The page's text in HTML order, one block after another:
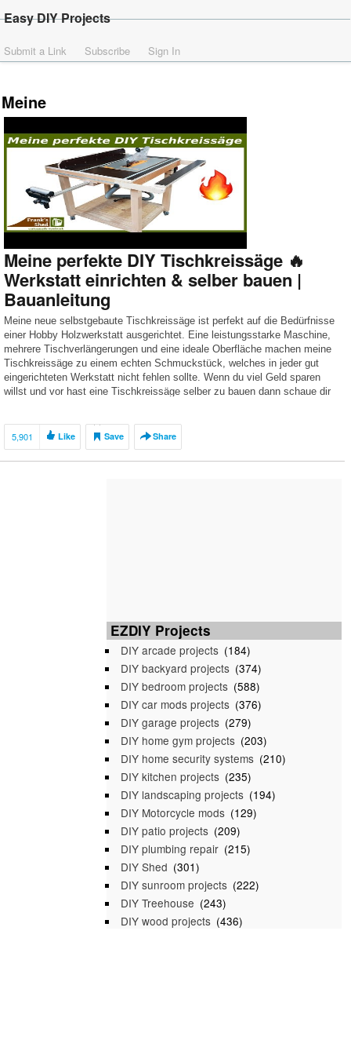
Easy DIY Projects
Submit a Link Subscribe Sign In
Meine
Meine perfekte DIY Tischkreissäge 🔥
Werkstatt einrichten & selber bauen |
Bauanleitung
Meine neue selbstgebaute Tischkreissäge ist perfekt auf die Bedürfnisse
einer Hobby Holzwerkstatt ausgerichtet. Eine leistungsstarke Maschine,
mehrere Tischverlängerungen und eine ideale Oberfläche machen meine
Tischkreissäge zu einem echten Schmuckstück, welches in jeder gut
eingerichteten Werkstatt nicht fehlen sollte. Wenn du viel Geld sparen
willst und vor hast eine Tischkreissäge selber zu bauen dann schaue dir
5,901 Like Save Share
EZDIY Projects
DIY arcade projects (184)
DIY backyard projects (374)
DIY bedroom projects (588)
DIY car mods projects (376)
DIY garage projects (279)
DIY home gym projects (203)
DIY home security systems (210)
DIY kitchen projects (235)
DIY landscaping projects (194)
DIY Motorcycle mods (129)
DIY patio projects (209)
DIY plumbing repair (215)
DIY Shed (301)
DIY sunroom projects (222)
DIY Treehouse (243)
DIY wood projects (436)